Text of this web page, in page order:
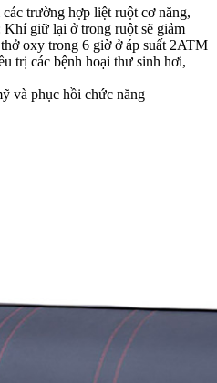
trường hợp liệt ruột cơ năng,
giữ lại ở trong ruột sẽ giảm
oxy trong 6 giờ ở áp suất 2ATM
trị các bệnh hoại thư sinh hơi,
và phục hồi chức năng